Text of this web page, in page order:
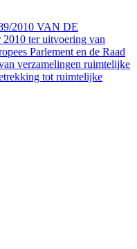
2010 VAN DE
ter uitvoering van
Parlement en de Raad
verzamelingen ruimtelijke
tot ruimtelijke